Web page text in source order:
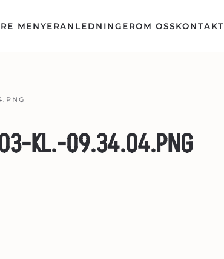
MENYERANLEDNINGEROM OSSKONTAKT
KL.-09.34.04.PNG